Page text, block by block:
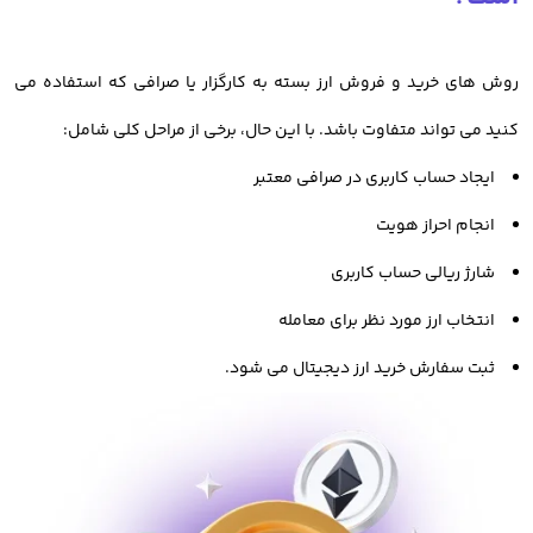
بررسی کنید. یا حتی بدانید چه عواملی در تغییر قیمت ارزهای
دیجیتال تاثیر گذار است.
انتخاب صرافی ارز دیجیتال معتبر
یک صرافی مناسب را که قبلتر بررسی کرده ایم، داشته باشد تا
بتوانید با امنیت بالا، به راحتی و با کمترین ریسک اقدام به معامله و
روش های خرید و فروش ارز بسته به کارگزار یا صرافی که استفاده می
کنید می تواند متفاوت باشد. با این حال، برخی از مراحل کلی شامل:
ایجاد حساب کاربری در صرافی معتبر
انجام احراز هویت
شارژ ریالی حساب کاربری
انتخاب ارز مورد نظر برای معامله
ثبت سفارش خرید ارز دیجیتال می شود.